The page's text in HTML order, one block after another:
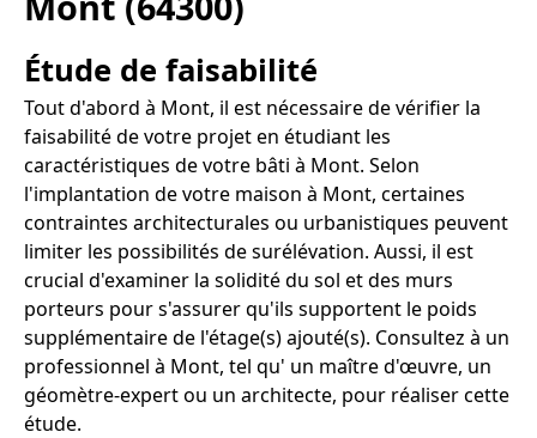
Étude de faisabilité
Tout d'abord à Mont, il est nécessaire de vérifier la
faisabilité de votre projet en étudiant les
caractéristiques de votre bâti à Mont. Selon
l'implantation de votre maison à Mont, certaines
contraintes architecturales ou urbanistiques peuvent
limiter les possibilités de surélévation. Aussi, il est
crucial d'examiner la solidité du sol et des murs
porteurs pour s'assurer qu'ils supportent le poids
supplémentaire de l'étage(s) ajouté(s). Consultez à un
professionnel à Mont, tel qu' un maître d'œuvre, un
géomètre-expert ou un architecte, pour réaliser cette
étude.